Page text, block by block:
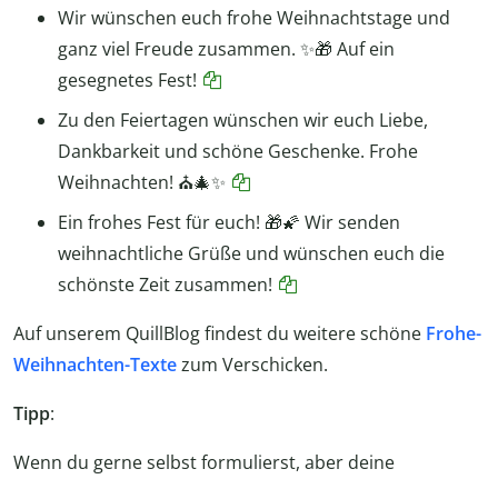
Wir wünschen euch frohe Weihnachtstage und
ganz viel Freude zusammen. ✨🎁 Auf ein
gesegnetes Fest!
Zu den Feiertagen wünschen wir euch Liebe,
Dankbarkeit und schöne Geschenke. Frohe
Weihnachten! ⛪🎄✨
Ein frohes Fest für euch! 🎁🌠 Wir senden
weihnachtliche Grüße und wünschen euch die
schönste Zeit zusammen!
Auf unserem QuillBlog findest du weitere schöne Frohe-
Weihnachten-Textezum Verschicken.
Tipp:
Wenn du gerne selbst formulierst, aber deine